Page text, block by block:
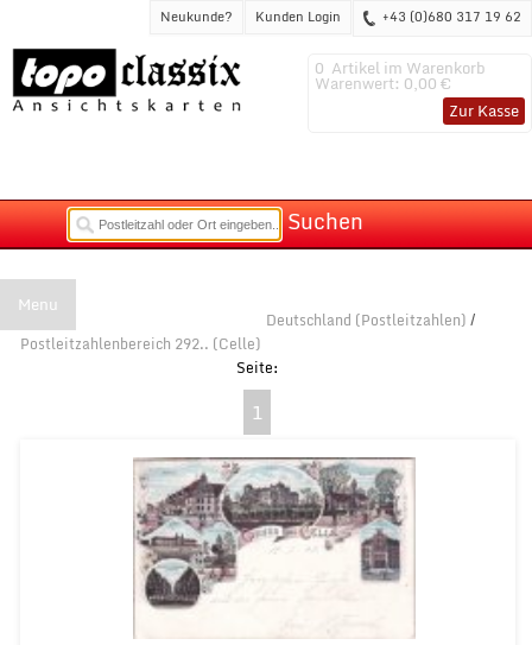
+43 (0)680 317 19 62
Kunden Login
Neukunde?
0 Artikel im Warenkorb
Warenwert: 0,00 €
Zur Kasse
Suchen
Menu
Deutschland (Postleitzahlen) /
Postleitzahlenbereich 292.. (Celle)
1